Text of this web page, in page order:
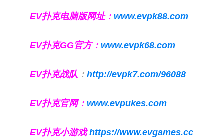
EV扑克电脑版网址： www.evpk88.com
EV扑克GG官方： www.evpk68.com
EV扑克战队 ： http://evpk7.com/96088
EV扑克官网： www.evpukes.com
EV扑克小游戏https://www.evgames.cc